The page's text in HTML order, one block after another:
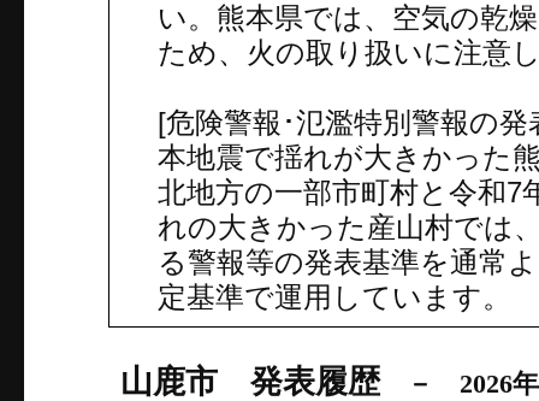
い。熊本県では、空気の乾
ため、火の取り扱いに注意
[危険警報･氾濫特別警報の
本地震で揺れが大きかった
北地方の一部市町村と令和7
れの大きかった産山村では
る警報等の発表基準を通常
定基準で運用しています。
山鹿市 発表履歴－ 2026年8